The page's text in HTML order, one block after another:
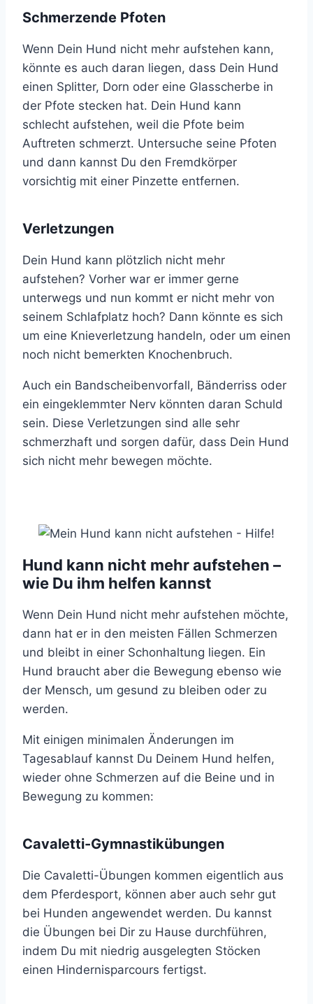
Schmerzende Pfoten
Wenn Dein Hund nicht mehr aufstehen kann,
könnte es auch daran liegen, dass Dein Hund
einen Splitter, Dorn oder eine Glasscherbe in
der Pfote stecken hat. Dein Hund kann
schlecht aufstehen, weil die Pfote beim
Auftreten schmerzt. Untersuche seine Pfoten
und dann kannst Du den Fremdkörper
vorsichtig mit einer Pinzette entfernen.
Verletzungen
Dein Hund kann plötzlich nicht mehr
aufstehen? Vorher war er immer gerne
unterwegs und nun kommt er nicht mehr von
seinem Schlafplatz hoch? Dann könnte es sich
um eine Knieverletzung handeln, oder um einen
noch nicht bemerkten Knochenbruch.
Auch ein Bandscheibenvorfall, Bänderriss oder
ein eingeklemmter Nerv könnten daran Schuld
sein. Diese Verletzungen sind alle sehr
schmerzhaft und sorgen dafür, dass Dein Hund
sich nicht mehr bewegen möchte.
Hund kann nicht mehr aufstehen –
wie Du ihm helfen kannst
Wenn Dein Hund nicht mehr aufstehen möchte,
dann hat er in den meisten Fällen Schmerzen
und bleibt in einer Schonhaltung liegen. Ein
Hund braucht aber die Bewegung ebenso wie
der Mensch, um gesund zu bleiben oder zu
werden.
Mit einigen minimalen Änderungen im
Tagesablauf kannst Du Deinem Hund helfen,
wieder ohne Schmerzen auf die Beine und in
Bewegung zu kommen:
Cavaletti-Gymnastikübungen
Die Cavaletti-Übungen kommen eigentlich aus
dem Pferdesport, können aber auch sehr gut
bei Hunden angewendet werden. Du kannst
die Übungen bei Dir zu Hause durchführen,
indem Du mit niedrig ausgelegten Stöcken
einen Hindernisparcours fertigst.